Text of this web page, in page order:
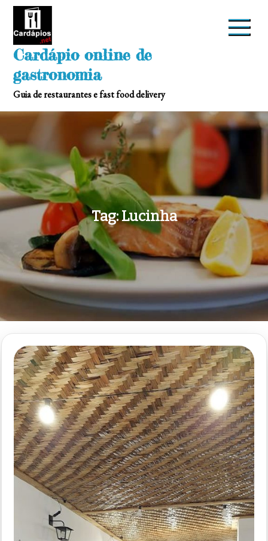
Skip
Cardápio online de
gastronomia
Guia de restaurantes e fast food delivery
Tag:Lucinha